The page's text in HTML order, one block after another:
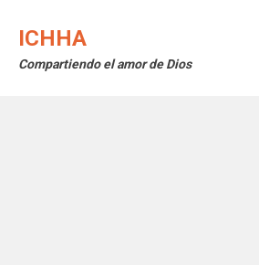
ICHHA
Compartiendo el amor de Dios